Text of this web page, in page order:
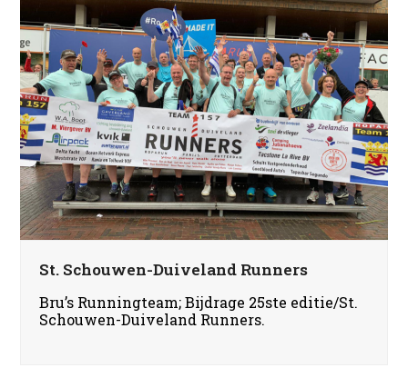
St. Schouwen-Duiveland Runners
Bru’s Runningteam; Bijdrage 25ste editie/St.
Schouwen-Duiveland Runners.